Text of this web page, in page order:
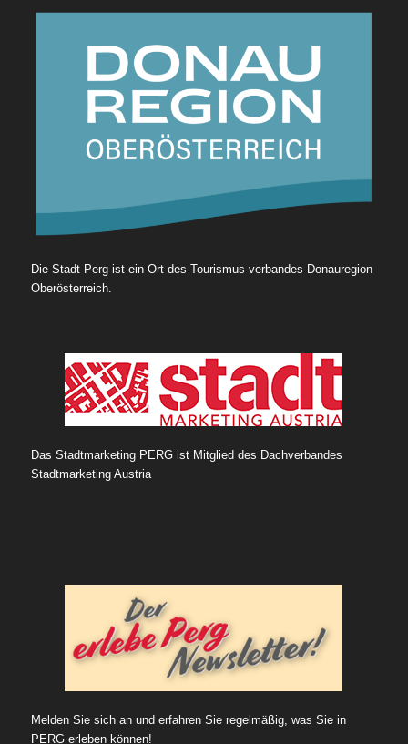
Die Stadt Perg ist ein Ort des Tourismus-verbandes Donauregion
Oberösterreich.
Das Stadtmarketing PERG ist Mitglied des Dachverbandes
Stadtmarketing Austria
Melden Sie sich an und erfahren Sie regelmäßig, was Sie in
PERG erleben können!